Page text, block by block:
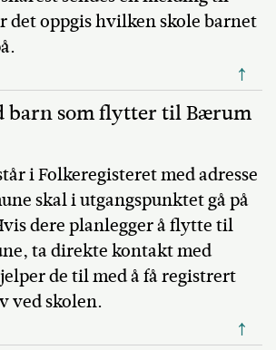
det oppgis hvilken skole barnet
↑
barn som flytter til Bærum
i Folkeregisteret med adresse
skal i utgangspunktet gå på
dere planlegger å flytte til
ta direkte kontakt med
de til med å få registrert
ved skolen.
↑